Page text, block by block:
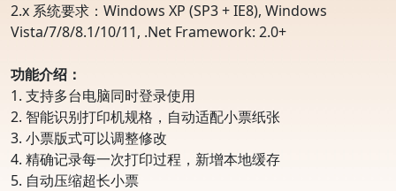
2.x 系统要求：Windows XP (SP3 + IE8), Windows
Vista/7/8/8.1/10/11, .Net Framework: 2.0+
功能介绍：
1. 支持多台电脑同时登录使用
2. 智能识别打印机规格，自动适配小票纸张
3. 小票版式可以调整修改
4. 精确记录每一次打印过程，新增本地缓存
5. 自动压缩超长小票